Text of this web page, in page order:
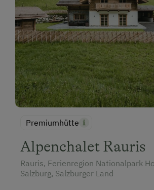
Premiumhütte
Alpenchalet Rauris
Rauris, Ferienregion Nationalpark
Salzburg, Salzburger Land